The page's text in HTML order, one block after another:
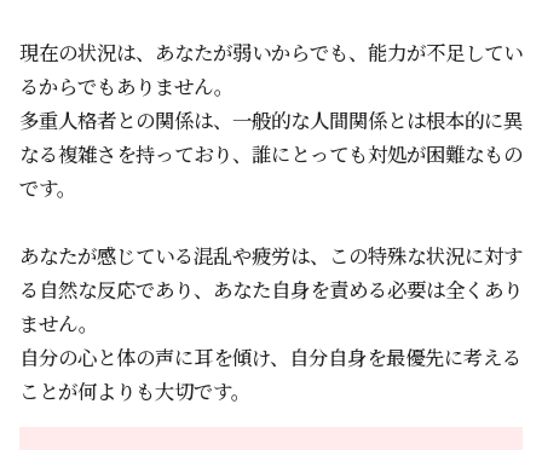
現在の状況は、あなたが弱いからでも、能力が不足してい
るからでもありません。
多重人格者との関係は、一般的な人間関係とは根本的に異
なる複雑さを持っており、誰にとっても対処が困難なもの
です。
あなたが感じている混乱や疲労は、この特殊な状況に対す
る自然な反応であり、あなた自身を責める必要は全くあり
ません。
自分の心と体の声に耳を傾け、自分自身を最優先に考える
ことが何よりも大切です。